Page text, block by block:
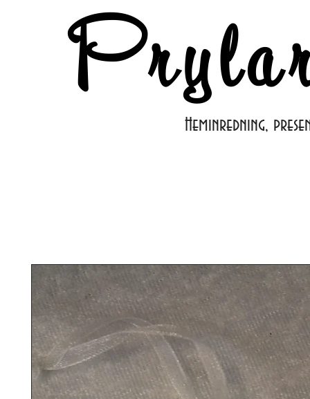
Heminredning,